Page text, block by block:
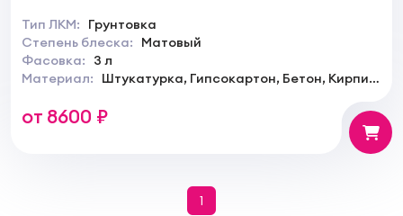
Тип ЛКМ:
Грунтовка
Степень блеска:
Матовый
Фасовка:
3 л
Материал:
от 8600 ₽
1